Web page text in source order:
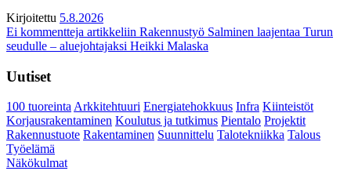
Kirjoitettu 5.8.2026
Ei kommentteja artikkeliin Rakennustyö Salminen laajentaa Turun
seudulle – aluejohtajaksi Heikki Malaska
Uutiset
100 tuoreintaArkkitehtuuri Energiatehokkuus Infra Kiinteistöt
Korjausrakentaminen Koulutus ja tutkimus Pientalo Projektit
Rakennustuote Rakentaminen Suunnittelu Talotekniikka Talous
Työelämä
Näkökulmat